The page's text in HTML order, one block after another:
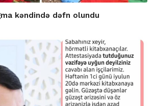
kəndində dəfn olundu